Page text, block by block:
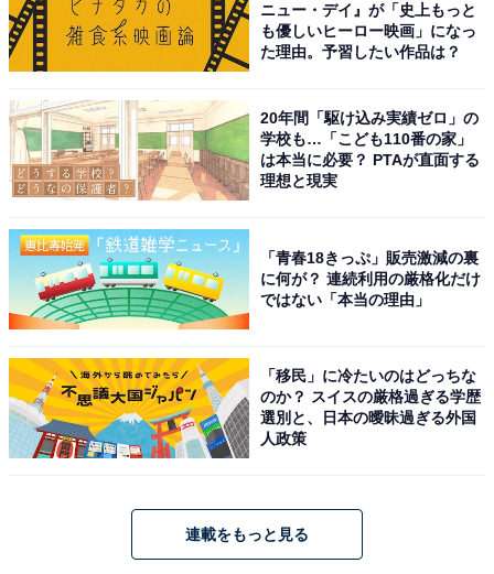
ニュー・デイ』が「史上もっと
も優しいヒーロー映画」になっ
た理由。予習したい作品は？
20年間「駆け込み実績ゼロ」の
学校も…「こども110番の家」
は本当に必要？ PTAが直面する
理想と現実
「青春18きっぷ」販売激減の裏
に何が？ 連続利用の厳格化だけ
ではない「本当の理由」
「移民」に冷たいのはどっちな
のか？ スイスの厳格過ぎる学歴
選別と、日本の曖昧過ぎる外国
人政策
連載をもっと見る